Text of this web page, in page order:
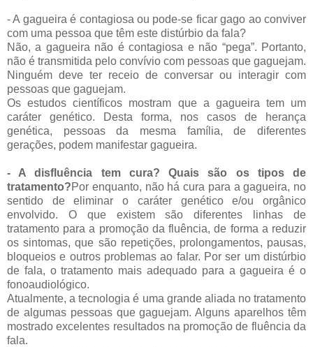
- A gagueira é contagiosa ou pode-se ficar gago ao conviver
com uma pessoa que têm este distúrbio da fala?
Não, a gagueira não é contagiosa e não “pega”. Portanto,
não é transmitida pelo convívio com pessoas que gaguejam.
Ninguém deve ter receio de conversar ou interagir com
pessoas que gaguejam.
Os estudos científicos mostram que a gagueira tem um
caráter genético. Desta forma, nos casos de herança
genética, pessoas da mesma família, de diferentes
gerações, podem manifestar gagueira.
- A disfluência tem cura? Quais são os tipos de
tratamento?Por enquanto, não há cura para a gagueira, no
sentido de eliminar o caráter genético e/ou orgânico
envolvido. O que existem são diferentes linhas de
tratamento para a promoção da fluência, de forma a reduzir
os sintomas, que são repetições, prolongamentos, pausas,
bloqueios e outros problemas ao falar. Por ser um distúrbio
de fala, o tratamento mais adequado para a gagueira é o
fonoaudiológico.
Atualmente, a tecnologia é uma grande aliada no tratamento
de algumas pessoas que gaguejam. Alguns aparelhos têm
mostrado excelentes resultados na promoção de fluência da
fala.